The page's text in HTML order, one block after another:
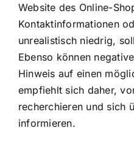
Website des Online-
Kontaktinformationen
unrealistisch niedrig,
Ebenso können
Hinweis auf einen
empfiehlt sich daher,
recherchieren und sich
informieren.